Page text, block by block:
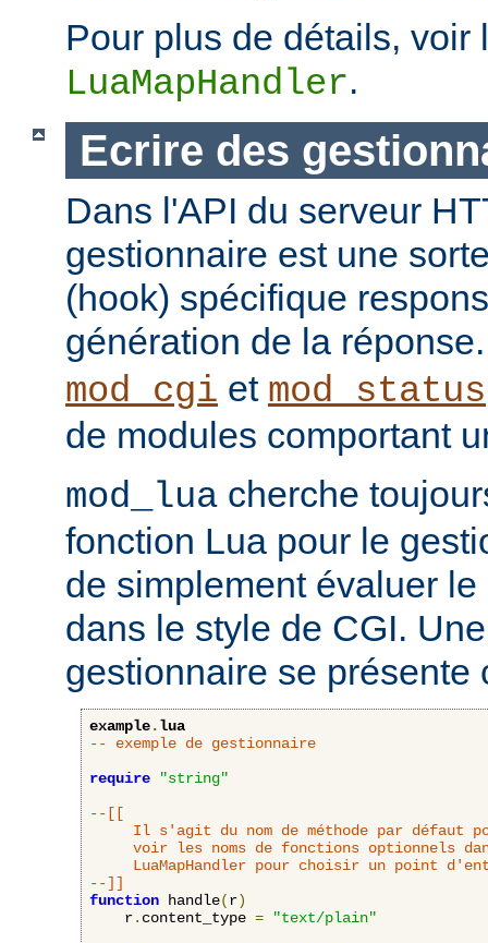
Pour plus de détails, voir
LuaMapHandler.
Ecrire des
Dans l'API du serveur
gestionnaire est une
(hook) spécifique
génération de la
mod_cgi et mod_status
de modules comportant
mod_lua cherche
fonction Lua pour le
de simplement évaluer
dans le style de CGI.
gestionnaire se présente
example.lua
-- exemple de gestionnaire
require
"string"
--[[
Il s'agit du nom de méthode par défaut
voir les noms de fonctions optionnels
LuaMapHandler pour choisir un point
--]]
function handle(r)
    r
. content_type =
"text/plain"